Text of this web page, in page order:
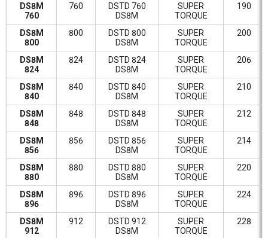
DS8M
760
760
DSTD 760
DS8M
SUPER
TORQUE
190
DS8M
800
800
DSTD 800
DS8M
SUPER
TORQUE
200
DS8M
824
824
DSTD 824
DS8M
SUPER
TORQUE
206
DS8M
840
840
DSTD 840
DS8M
SUPER
TORQUE
210
DS8M
848
848
DSTD 848
DS8M
SUPER
TORQUE
212
DS8M
856
856
DSTD 856
DS8M
SUPER
TORQUE
214
DS8M
880
880
DSTD 880
DS8M
SUPER
TORQUE
220
DS8M
896
896
DSTD 896
DS8M
SUPER
TORQUE
224
DS8M
912
912
DSTD 912
DS8M
SUPER
TORQUE
228